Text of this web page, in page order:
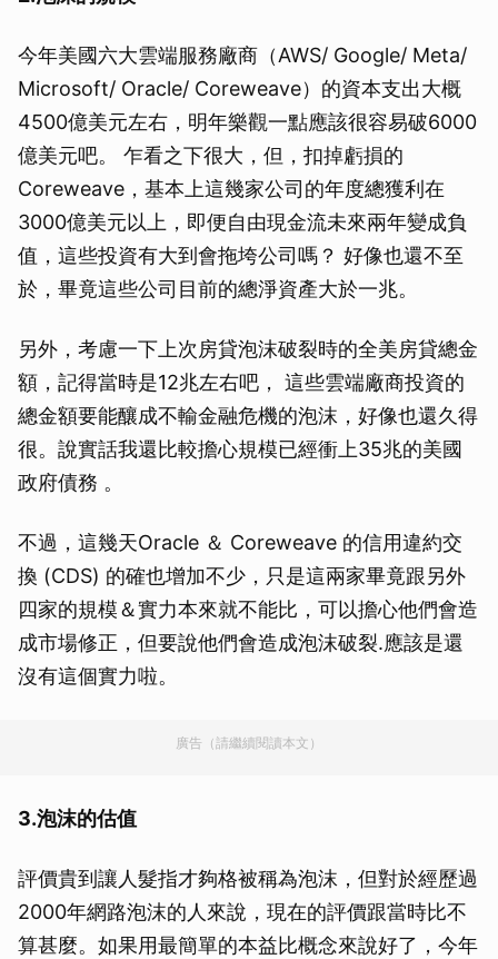
今年美國六大雲端服務廠商（AWS/ Google/ Meta/
Microsoft/ Oracle/ Coreweave）的資本支出大概
4500億美元左右，明年樂觀一點應該很容易破6000
億美元吧。 乍看之下很大，但，扣掉虧損的
Coreweave，基本上這幾家公司的年度總獲利在
3000億美元以上，即便自由現金流未來兩年變成負
值，這些投資有大到會拖垮公司嗎？ 好像也還不至
於，畢竟這些公司目前的總淨資產大於一兆。
另外，考慮一下上次房貸泡沫破裂時的全美房貸總金
額，記得當時是12兆左右吧， 這些雲端廠商投資的
總金額要能釀成不輸金融危機的泡沫，好像也還久得
很。說實話我還比較擔心規模已經衝上35兆的美國
政府債務 。
不過，這幾天Oracle ＆ Coreweave 的信用違約交
換 (CDS) 的確也增加不少，只是這兩家畢竟跟另外
四家的規模＆實力本來就不能比，可以擔心他們會造
成市場修正，但要說他們會造成泡沫破裂.應該是還
沒有這個實力啦。
廣告（請繼續閱讀本文）
3.泡沫的估值
評價貴到讓人髮指才夠格被稱為泡沫，但對於經歷過
2000年網路泡沫的人來說，現在的評價跟當時比不
算甚麼。如果用最簡單的本益比概念來說好了，今年